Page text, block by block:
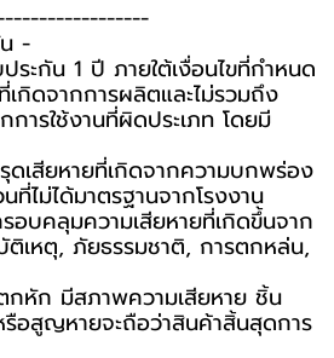
-️
ะกัน 1 ปี ภายใต้เงื่อนไขที่กำหนด
เกิดจากการผลิตและไม่รวมถึง
การใช้งานที่ผิดประเภท โดยมี
ดเสียหายที่เกิดจากความบกพร่อง
ไม่ได้มาตรฐานจากโรงงาน
อบคลุมความเสียหายที่เกิดขึ้นจาก
ติเหตุ, ภัยธรรมชาติ, การตกหล่น,
กหัก มีสภาพความเสียหาย ชิ้น
อสูญหายจะถือว่าสินค้าสิ้นสุดการ